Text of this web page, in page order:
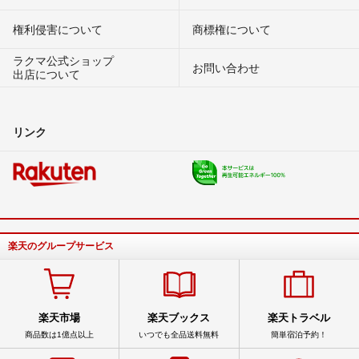
権利侵害について
商標権について
ラクマ公式ショップ
出店について
お問い合わせ
リンク
楽天のグループサービス
楽天市場
商品数は1億点以上
楽天ブックス
いつでも全品送料無料
楽天トラベル
簡単宿泊予約！